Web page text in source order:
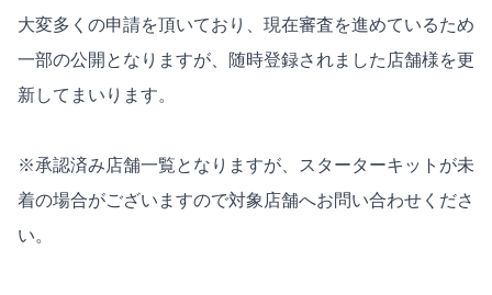
大変多くの申請を頂いており、現在審査を進めているため
一部の公開となりますが、随時登録されました店舗様を更
新してまいります。
※承認済み店舗一覧となりますが、スターターキットが未
着の場合がございますので対象店舗へお問い合わせくださ
い。